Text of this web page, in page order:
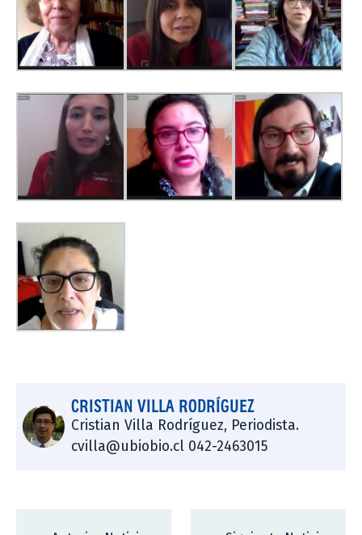
CRISTIAN VILLA RODRÍGUEZ
Cristian Villa Rodríguez, Periodista.
cvilla@ubiobio.cl 042-2463015